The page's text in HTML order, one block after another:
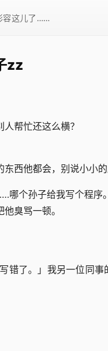
容这儿了……
zz
帮忙还这么横？
西他都会，别说小小
个孙子给我写个程序
臭骂一顿。
错了。」我另一位同事